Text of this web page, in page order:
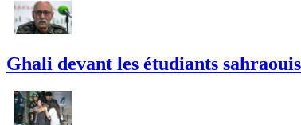
Ghali devant les étudiants